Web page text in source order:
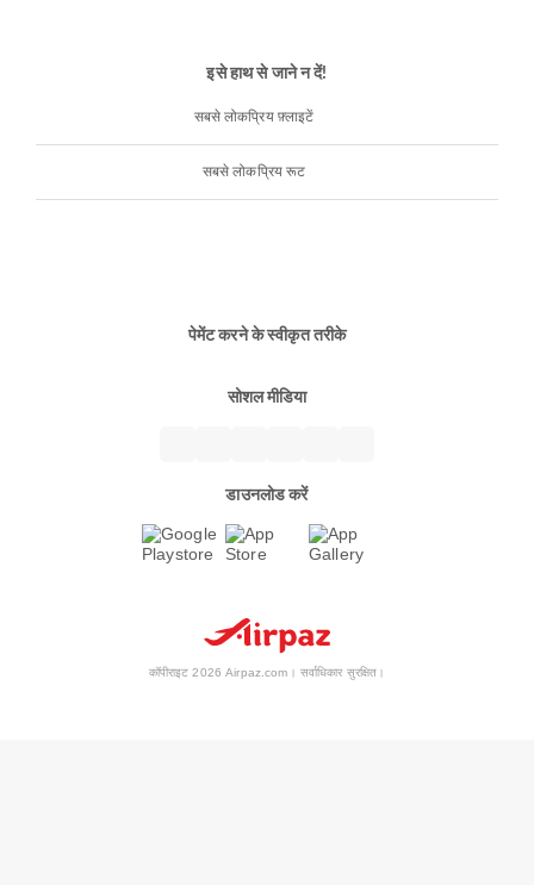
इसे हाथ से जाने न दें!
सबसे लोकप्रिय फ़्लाइटें
सबसे लोकप्रिय रूट
पेमेंट करने के स्वीकृत तरीके
सोशल मीडिया
डाउनलोड करें
कॉपीराइट 2026 Airpaz.com। सर्वाधिकार सुरक्षित।